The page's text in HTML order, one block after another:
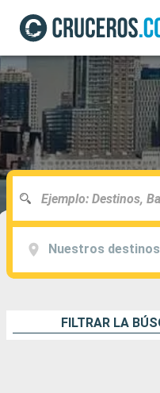
Nuestros destinos
FILTRAR LA